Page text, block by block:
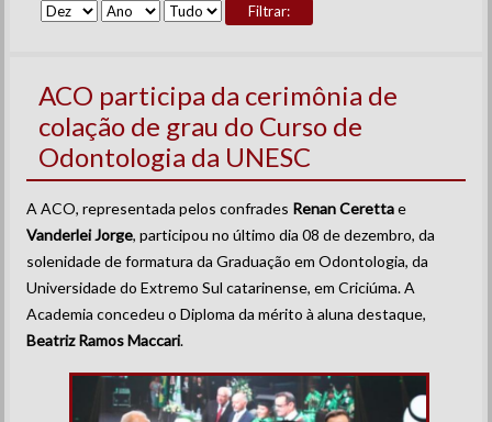
Filtrar:
ACO participa da cerimônia de
colação de grau do Curso de
Odontologia da UNESC
A ACO, representada pelos confrades Renan Cerettae
Vanderlei Jorge, participou no último dia 08 de dezembro, da
solenidade de formatura da Graduação em Odontologia, da
Universidade do Extremo Sul catarinense, em Criciúma. A
Academia concedeu o Diploma da mérito à aluna destaque,
Beatriz Ramos Maccari.